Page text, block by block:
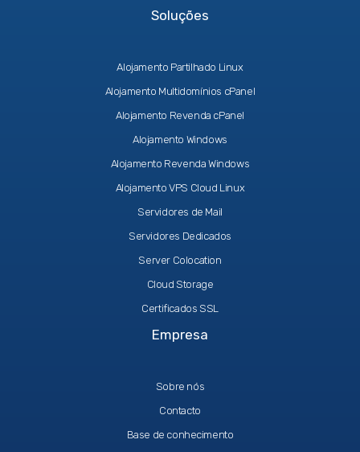
Soluções
Alojamento Partilhado Linux
Alojamento Multidomínios cPanel
Alojamento Revenda cPanel
Alojamento Windows
Alojamento Revenda Windows
Alojamento VPS Cloud Linux
Servidores de Mail
Servidores Dedicados
Server Colocation
Cloud Storage
Certificados SSL
Empresa
Sobre nós
Contacto
Base de conhecimento